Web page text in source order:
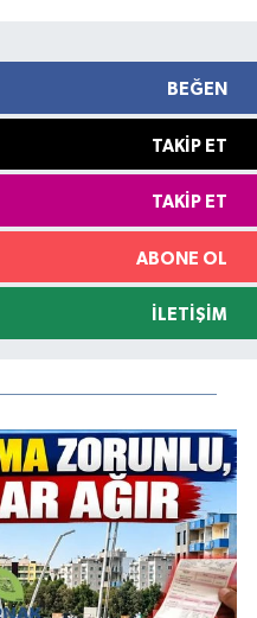
BEĞEN
TAKIP ET
TAKIP ET
ABONE OL
İLETIŞIM